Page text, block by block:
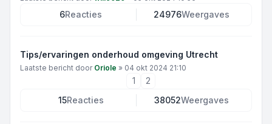
6Reacties 24976Weergaves
Tips/ervaringen onderhoud omgeving Utrecht
Laatste bericht door Oriole » 04 okt 2024 21:10
1
2
15Reacties 38052Weergaves